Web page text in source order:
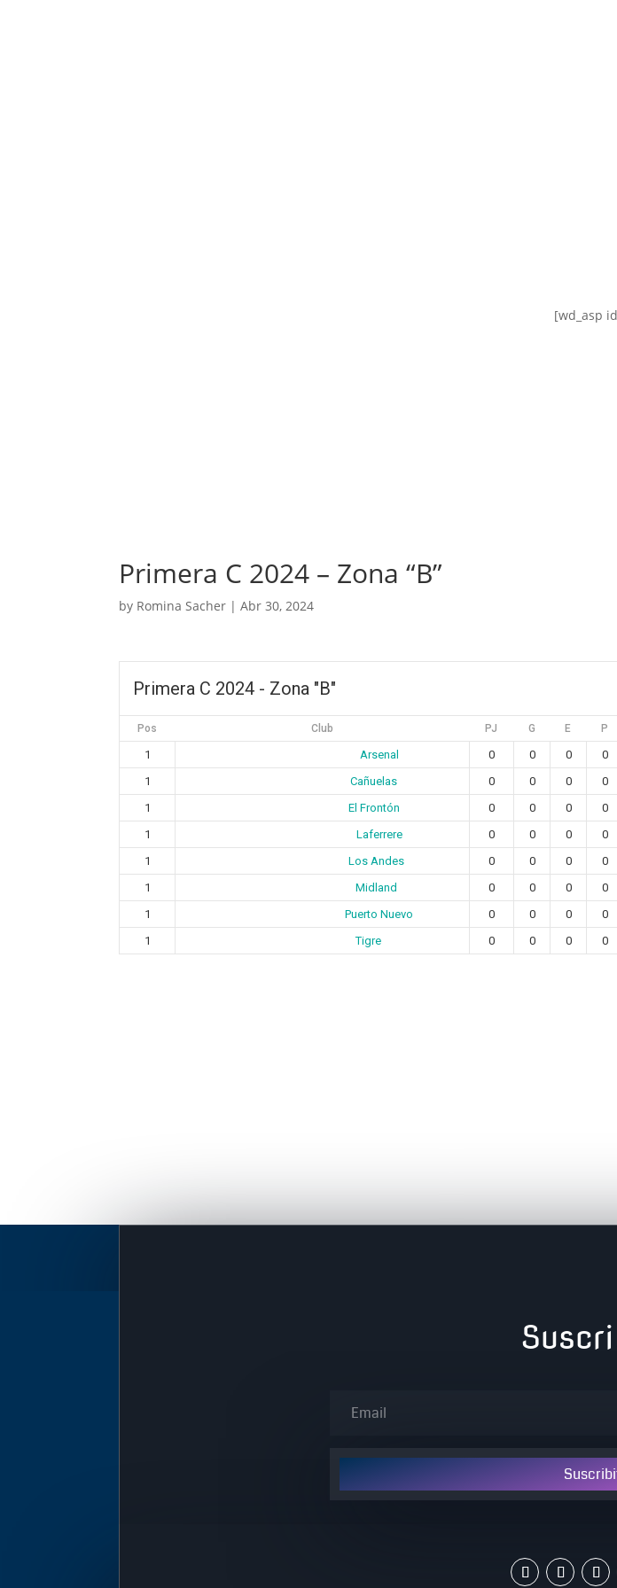
[wd_asp
Primera C 2024 – Zona “B”
by Romina Sacher |Abr 30, 2024
Primera C 2024 - Zona "B"
Pos Club PJ G E P
1 Arsenal 0 0 0 0
1
Cañuelas 0 0 0 0
1
El Frontón 0 0 0 0
1
Laferrere 0 0 0 0
1
Los Andes 0 0 0 0
1
Midland 0 0 0 0
1
Puerto Nuevo 0 0 0 0
1
Tigre 0 0 0 0